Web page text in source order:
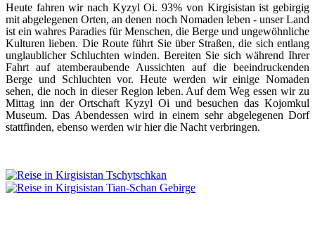
Heute fahren wir nach Kyzyl Oi. 93% von Kirgisistan ist gebirgig
mit abgelegenen Orten, an denen noch Nomaden leben - unser Land
ist ein wahres Paradies für Menschen, die Berge und ungewöhnliche
Kulturen lieben. Die Route führt Sie über Straßen, die sich entlang
unglaublicher Schluchten winden. Bereiten Sie sich während Ihrer
Fahrt auf atemberaubende Aussichten auf die beeindruckenden
Berge und Schluchten vor. Heute werden wir einige Nomaden
sehen, die noch in dieser Region leben. Auf dem Weg essen wir zu
Mittag inn der Ortschaft Kyzyl Oi und besuchen das Kojomkul
Museum. Das Abendessen wird in einem sehr abgelegenen Dorf
stattfinden, ebenso werden wir hier die Nacht verbringen.